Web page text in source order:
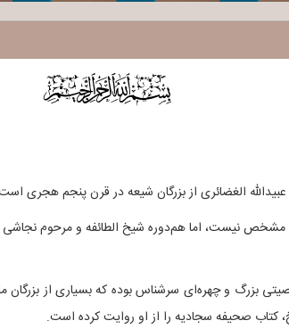
$
الغضائری از بزرگان شیعه در قرن پنجم هجری
بزرگ و چهره‌ای سرشناس بوده که بسیاری از بزرگان
کتاب صحیفه سجادیه را از او روایت کرده است.